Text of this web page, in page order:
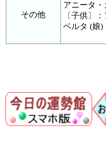
その他
アニータ
〔子供〕
ベルタ (娘)